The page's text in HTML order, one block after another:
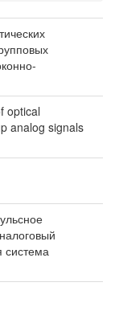
optical
analog signals
система